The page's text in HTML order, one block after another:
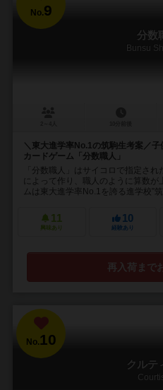
No.9
分数
Bunsu
＼東大進学率No.1の筑駒生考案／
カードゲーム「分数職人」
「分数職人」はサイコロで指定さ
によって作り、職人のように算数
ムは東大進学率No.1を誇る進学校”
11
興味あり
10
経験あり
再入荷まで
No. 10
クルテ